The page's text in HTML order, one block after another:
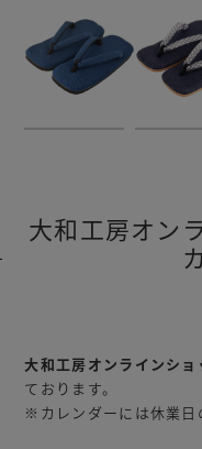
大和工房オン
大和工房オンラインショ
ております。
※カレンダーには休業日